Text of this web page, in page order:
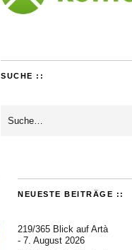
SUCHE ::
NEUESTE BEITRÄGE ::
219/365 Blick auf Artà
7. August 2026